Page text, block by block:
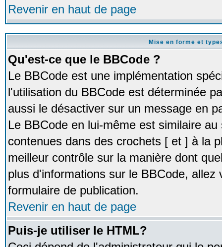
Revenir en haut de page
Mise en forme et
Qu'est-ce que le BBCode ?
Le BBCode est une implémentation
l'utilisation du BBCode est déterminée
aussi le désactiver sur un message en
Le BBCode en lui-même est similaire
contenues dans des crochets [ et ] à la
meilleur contrôle sur la manière dont
plus d'informations sur le BBCode,
formulaire de publication.
Revenir en haut de page
Puis-je utiliser le HTML?